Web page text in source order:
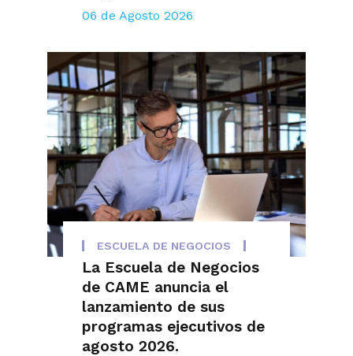
06 de Agosto 2026
ESCUELA DE NEGOCIOS
La Escuela de Negocios
de CAME anuncia el
lanzamiento de sus
programas ejecutivos de
agosto 2026.